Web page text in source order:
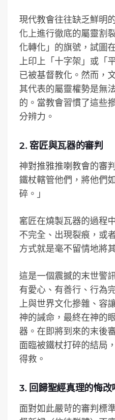
現代教會往往缺乏鮮明
化上進行徹底的屬靈割
化轉化」的旗號，試圖
上印上「十字架」或「
已被基督教化。然而，
其代表的屬靈權勢是無
的。當教會習慣了這些
分辨力。
2. 窑匠與瓦器的審判
神對推雅推喇教會的審
鐵杖轄管他們，將他們
碎。」
窰匠在燒製瓦器的過程
不完全、出現裂痕，或
方式就是毫不留情地將
這是一個震撼的末世警
有愛心、有善行、行為
上與世界文化摻雜、容
神的誡命，最終在神的
器。在即將到來的末後
面臨被鐵杖打碎的結局
得救。
3. 回歸聖經真理的悔改
面對如此嚴苛的審判標